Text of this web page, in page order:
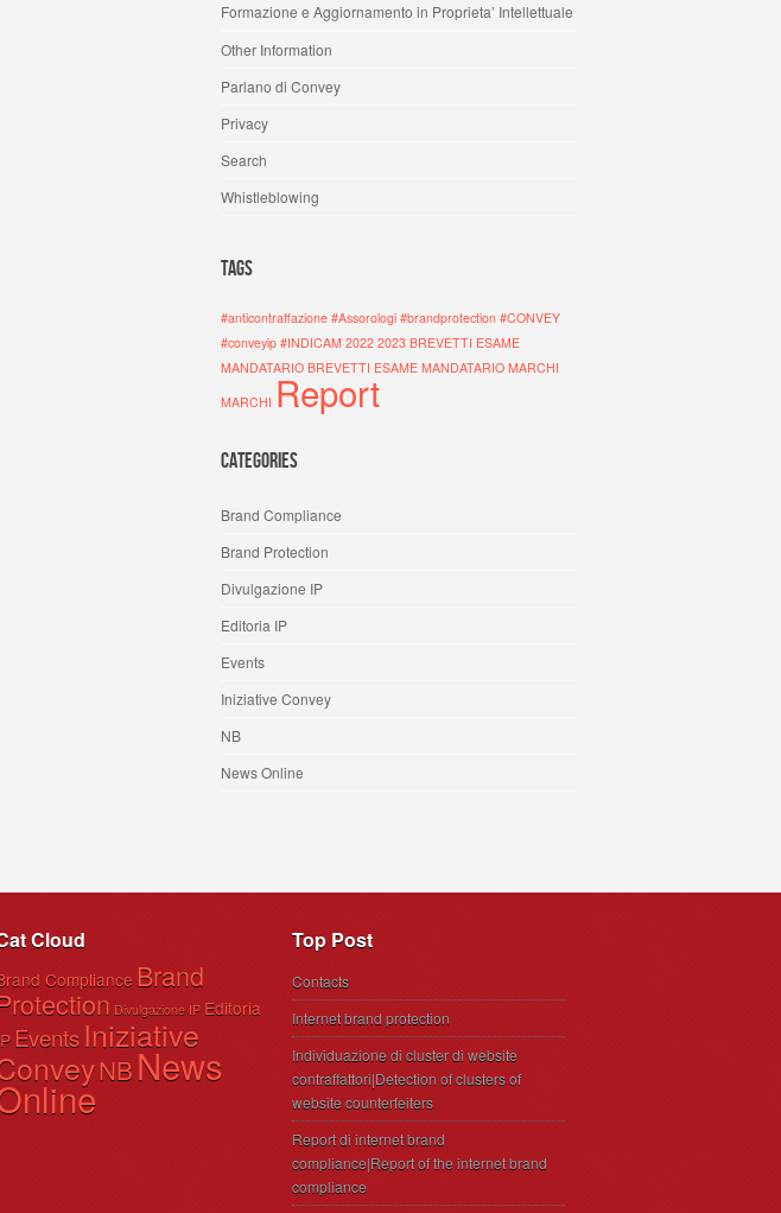
Formazione e Aggiornamento in Proprieta’ Intellettuale
Other Information
Parlano di Convey
Privacy
Search
Whistleblowing
Tags
#anticontraffazione #Assorologi #brandprotection #CONVEY
#conveyip #INDICAM 2022 2023 BREVETTI ESAME
MANDATARIO BREVETTI ESAME MANDATARIO MARCHI
MARCHI Report
Categories
Brand Compliance
Brand Protection
Divulgazione IP
Editoria IP
Events
Iniziative Convey
NB
News Online
Cloud
Compliance Brand
Divulgazione IP Editoria
EventsIniziative
NB News
Top Post
Contacts
Internet brand protection
Individuazione di cluster di website
contraffattori|Detection of clusters of
website counterfeiters
Report di internet brand
compliance|Report of the internet brand
compliance